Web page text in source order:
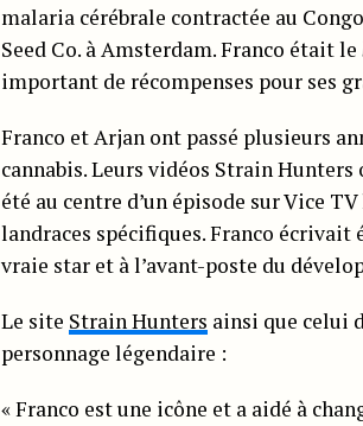
malaria cérébrale contractée au
Seed Co. à Amsterdam. Franco était le
important de récompenses pour ses
Franco et Arjan ont passé plusieurs
cannabis. Leurs vidéos Strain
été au centre d’un épisode sur Vice
landraces spécifiques. Franco
vraie star et à l’avant-poste du
Le site Strain Hunters ainsi que celui
personnage légendaire :
« Franco est une icône et a aidé à